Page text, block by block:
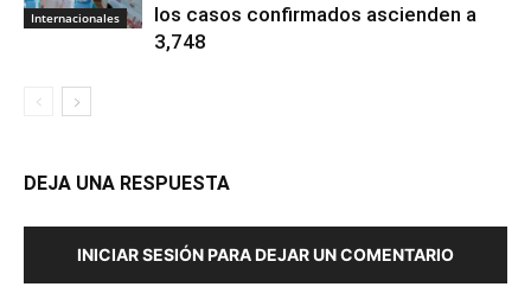
Internacionales
los casos confirmados ascienden a
3,748
DEJA UNA RESPUESTA
INICIAR SESIÓN PARA DEJAR UN COMENTARIO